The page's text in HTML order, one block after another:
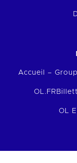
Accueil –
OL.FR
OL